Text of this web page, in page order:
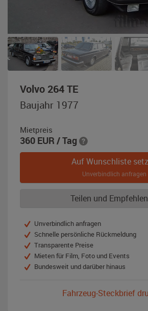
Volvo 264 TE,
Baujahr
Baujahr 1977
Mietpreis
360 EUR / Tag
Auf Wunschliste
Unverbindlich anfragen
Teilen und Empfehlen
Unverbindlich anfragen
Schnelle persönliche Rückmeldung
Transparente Preise
Mieten für Film, Foto und Events
Bundesweit und darüber hinaus
Fahrzeug-Steckbrief